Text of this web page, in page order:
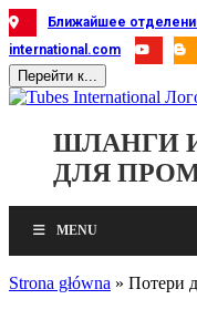
Skip
to
content
Ближайшее
international.com
Перейти к...
ШЛАНГИ
ДЛЯ
MENU
Strona główna » Потери